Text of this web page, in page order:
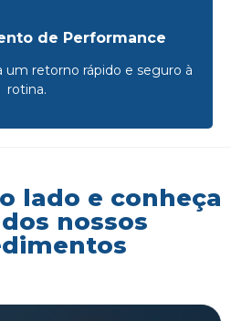
de Performance
um retorno rápido e seguro à
rotina.
lado e conheça
nossos